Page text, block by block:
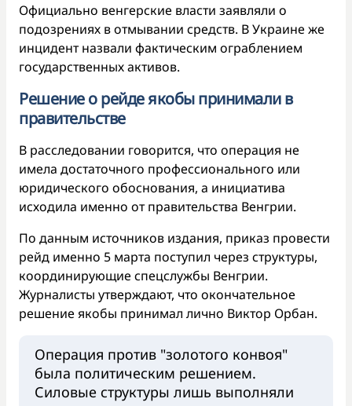
Официально венгерские власти заявляли о
подозрениях в отмывании средств. В Украине же
инцидент назвали фактическим ограблением
государственных активов.
Решение о рейде якобы принимали в
правительстве
В расследовании говорится, что операция не
имела достаточного профессионального или
юридического обоснования, а инициатива
исходила именно от правительства Венгрии.
По данным источников издания, приказ провести
рейд именно 5 марта поступил через структуры,
координирующие спецслужбы Венгрии.
Журналисты утверждают, что окончательное
решение якобы принимал лично Виктор Орбан.
Операция против "золотого конвоя"
была политическим решением.
Силовые структуры лишь выполняли